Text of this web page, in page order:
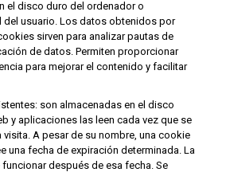
el disco duro del ordenador o
usuario. Los datos obtenidos por
sirven para analizar pautas de
de datos. Permiten proporcionar
para mejorar el contenido y facilitar
son almacenadas en el disco
y aplicaciones las leen cada vez que se
visita. A pesar de su nombre, una cookie
una fecha de expiración determinada. La
después de esa fecha. Se